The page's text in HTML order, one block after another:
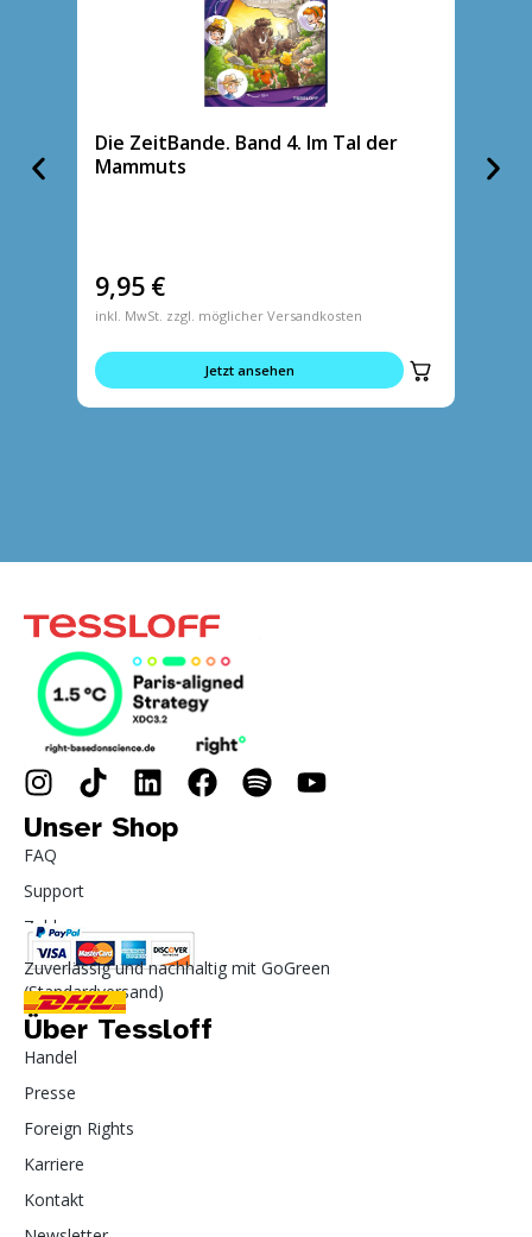
Die ZeitBande. Band 4. Im Tal der
Mammuts
9,95 €
inkl. MwSt. zzgl. möglicher Versandkosten
Jetzt ansehen
Unser Shop
FAQ
Support
Zahlung
Zuverlässig und nachhaltig mit GoGreen
(Standardversand)
Über Tessloff
Handel
Presse
Foreign Rights
Karriere
Kontakt